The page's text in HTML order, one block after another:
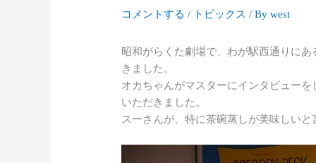
コメントする / トピックス / Bywest
昭和がらくた劇場で、わが駅西通りに
きました。
オカちゃんがマスターにインタビュー
いただきました。
スーさんが、特に茶碗蒸しが美味しいと